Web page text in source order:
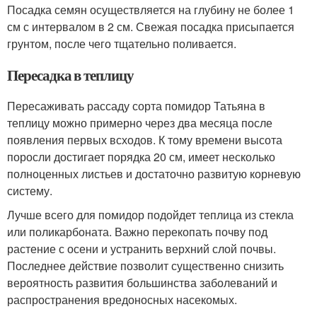
Посадка семян осуществляется на глубину не более 1
см с интервалом в 2 см. Свежая посадка присыпается
грунтом, после чего тщательно поливается.
Пересадка в теплицу
Пересаживать рассаду сорта помидор Татьяна в
теплицу можно примерно через два месяца после
появления первых всходов. К тому времени высота
поросли достигает порядка 20 см, имеет несколько
полноценных листьев и достаточно развитую корневую
систему.
Лучше всего для помидор подойдет теплица из стекла
или поликарбоната. Важно перекопать почву под
растение с осени и устранить верхний слой почвы.
Последнее действие позволит существенно снизить
вероятность развития большинства заболеваний и
распространения вредоносных насекомых.